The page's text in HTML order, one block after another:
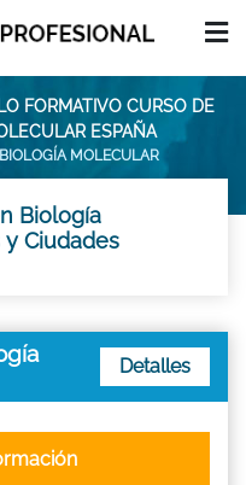
FORMATIVO CURSO DE
ESPAÑA
MOLECULAR
Biología
Ciudades
Detalles